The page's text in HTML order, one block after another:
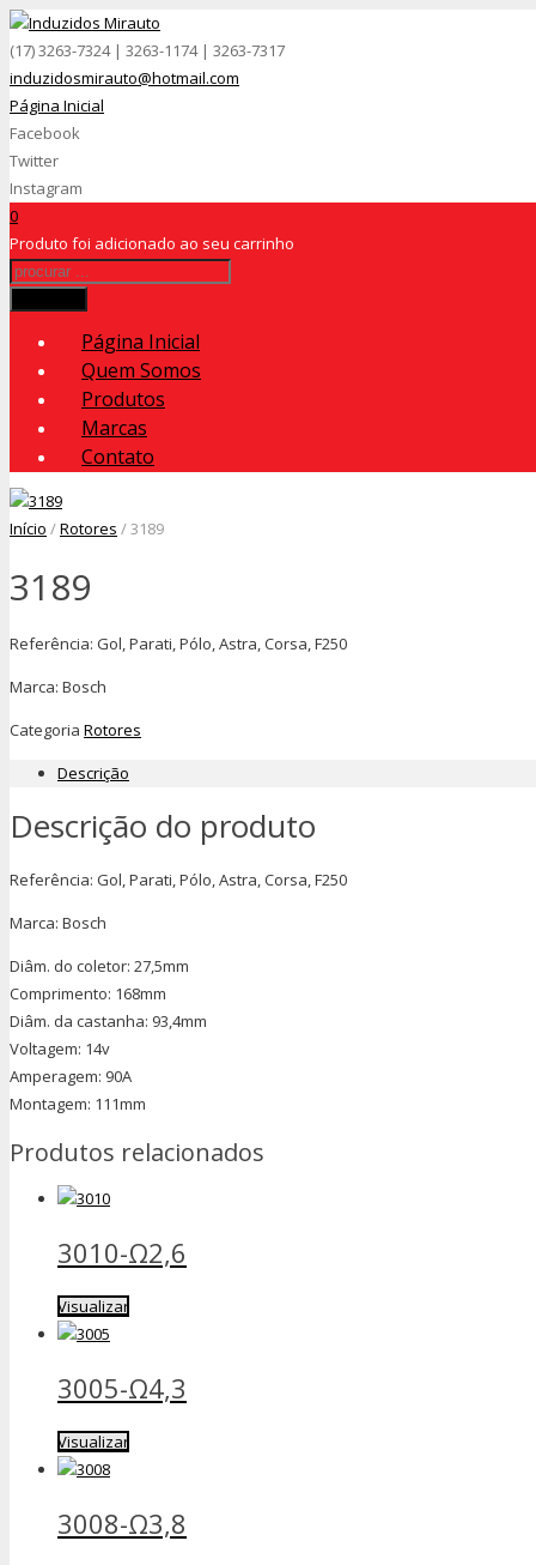
(17) 3263-7324 | 3263-1174 | 3263-7317
induzidosmirauto@hotmail.com
Página Inicial
Facebook
Twitter
Instagram
0
Produto foi adicionado ao seu carrinho
Página Inicial
Quem Somos
Produtos
Marcas
Contato
Início /Rotores / 3189
3189
Referência: Gol, Parati, Pólo, Astra, Corsa, F250
Marca: Bosch
Categoria Rotores
Descrição
Descrição do produto
Referência: Gol, Parati, Pólo, Astra, Corsa, F250
Marca: Bosch
Diâm. do coletor: 27,5mm
Comprimento: 168mm
Diâm. da castanha: 93,4mm
Voltagem: 14v
Amperagem: 90A
Montagem: 111mm
Produtos relacionados
3010-Ω2,6
Visualizar
3005-Ω4,3
Visualizar
3008-Ω3,8